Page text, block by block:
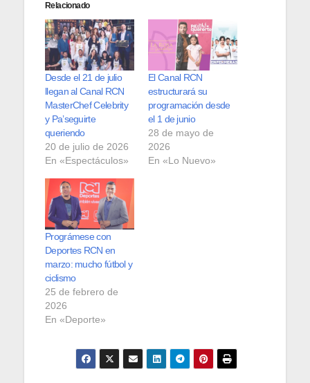
Relacionado
Desde el 21 de julio
llegan al Canal RCN
MasterChef Celebrity
y Pa’seguirte
queriendo
20 de julio de 2026
En «Espectáculos»
El Canal RCN
estructurará su
programación desde
el 1 de junio
28 de mayo de
2026
En «Lo Nuevo»
Prográmese con
Deportes RCN en
marzo: mucho fútbol y
ciclismo
25 de febrero de
2026
En «Deporte»